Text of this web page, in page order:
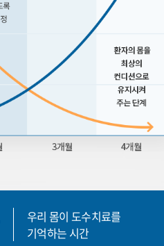
우리 몸이 도수치료를
기억하는 시간